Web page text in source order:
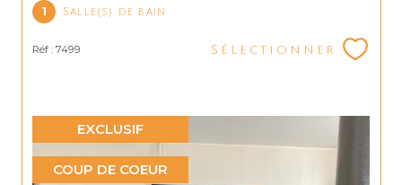
1 Salle(s) de bain
Réf : 7499 Sélectionner
EXCLUSIF
COUP DE COEUR